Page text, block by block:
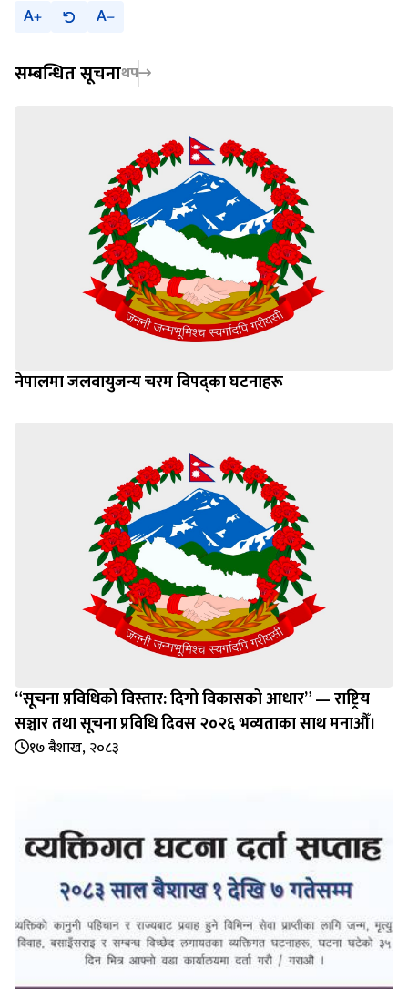
A A
सम्बन्धित सूचनाथप
नेपालमा जलवायुजन्य चरम विपद्का घटनाहरू
“सूचना प्रविधिको विस्तार: दिगो विकासको आधार” — राष्ट्रिय
सञ्चार तथा सूचना प्रविधि दिवस २०२६ भव्यताका साथ मनाऔँ।
१७ बैशाख, २०८३